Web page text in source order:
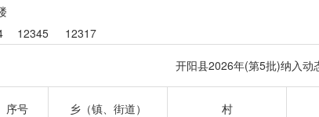
12345 12317
开阳县2026年(第5批)纳入动
序号 乡（镇、街道） 村